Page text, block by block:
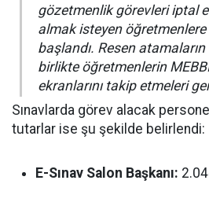
gözetmenlik görevleri iptal
almak isteyen öğretmenlere
başlandı. Resen
birlikte öğretmenlerin
ekranlarını takip etmeleri
Sınavlarda görev alacak
tutarlar ise şu şekilde belirlendi:
E-Sınav Salon Başkanı: